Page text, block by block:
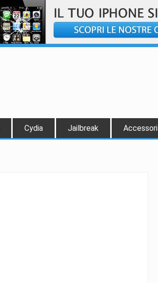
Cydia Jailbreak Accessori